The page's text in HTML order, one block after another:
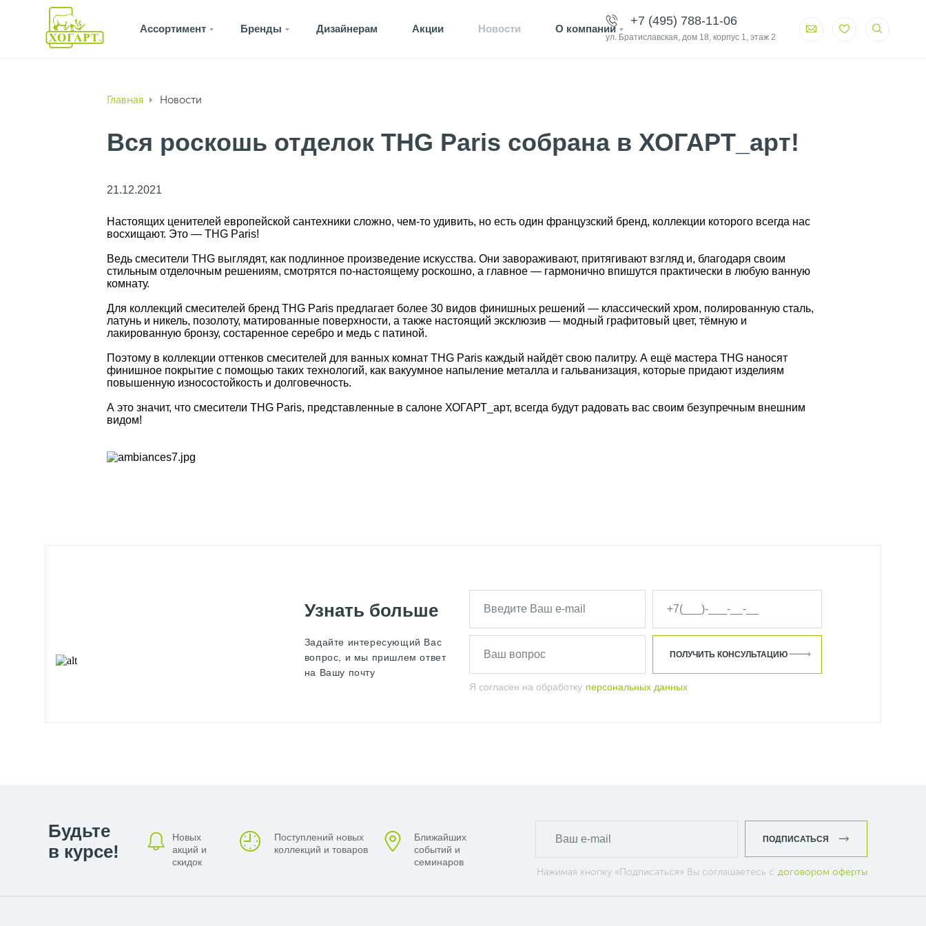
Ассортимент Бренды Дизайнерам Акции Новости О компании
+7 (495) 788-11-06
ул. Братиславская, дом 18, корпус 1, этаж 2
Главная Новости
Вся роскошь отделок THG Paris собрана в ХОГАРТ_арт!
21.12.2021
Настоящих ценителей европейской сантехники сложно, чем-то удивить, но есть один французский бренд, коллекции которого всегда нас
восхищают. Это — THG Paris!
Ведь смесители THG выглядят, как подлинное произведение искусства. Они завораживают, притягивают взгляд и, благодаря своим
стильным отделочным решениям, смотрятся по-настоящему роскошно, а главное — гармонично впишутся практически в любую ванную
комнату.
Для коллекций смесителей бренд THG Paris предлагает более 30 видов финишных решений — классический хром, полированную сталь,
латунь и никель, позолоту, матированные поверхности, а также настоящий эксклюзив — модный графитовый цвет, тёмную и
лакированную бронзу, состаренное серебро и медь с патиной.
Поэтому в коллекции оттенков смесителей для ванных комнат THG Paris каждый найдёт свою палитру. А ещё мастера THG наносят
финишное покрытие с помощью таких технологий, как вакуумное напыление металла и гальванизация, которые придают изделиям
повышенную износостойкость и долговечность.
А это значит, что смесители THG Paris, представленные в салоне ХОГАРТ_арт, всегда будут радовать вас своим безупречным внешним
видом!
Узнать больше
Задайте интересующий Вас
вопрос, и мы пришлем ответ
на Вашу почту
Я согласен на обработку персональных данных
ПОЛУЧИТЬ КОНСУЛЬТАЦИЮ
Будьте
в курсе!
Новых
акций и
скидок
Поступлений новых
коллекций и товаров
Ближайших
событий и
семинаров
Нажимая кнопку «Подписаться» Вы соглашаетесь с договором оферты
ПОДПИСАТЬСЯ